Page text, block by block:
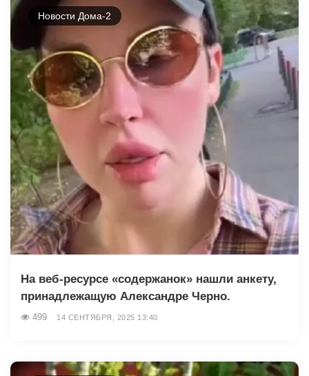
Новости Дома-2
На веб-ресурсе «содержанок» нашли анкету,
принадлежащую Александре Черно.
499 14 СЕНТЯБРЯ, 2025 13:40